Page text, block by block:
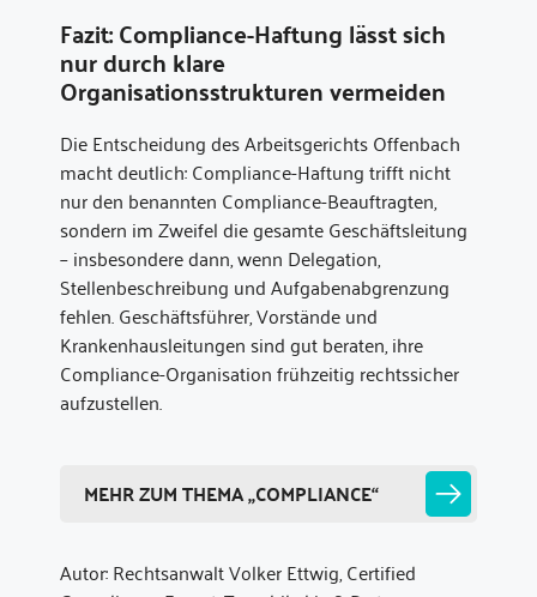
Fazit: Compliance-Haftung lässt sich
nur durch klare
Organisationsstrukturen vermeiden
Die Entscheidung des Arbeitsgerichts Offenbach
macht deutlich: Compliance-Haftung trifft nicht
nur den benannten Compliance-Beauftragten,
sondern im Zweifel die gesamte Geschäftsleitung
– insbesondere dann, wenn Delegation,
Stellenbeschreibung und Aufgabenabgrenzung
fehlen. Geschäftsführer, Vorstände und
Krankenhausleitungen sind gut beraten, ihre
Compliance-Organisation frühzeitig rechtssicher
aufzustellen.
MEHR ZUM THEMA „COMPLIANCE“
Autor: Rechtsanwalt Volker Ettwig, Certified